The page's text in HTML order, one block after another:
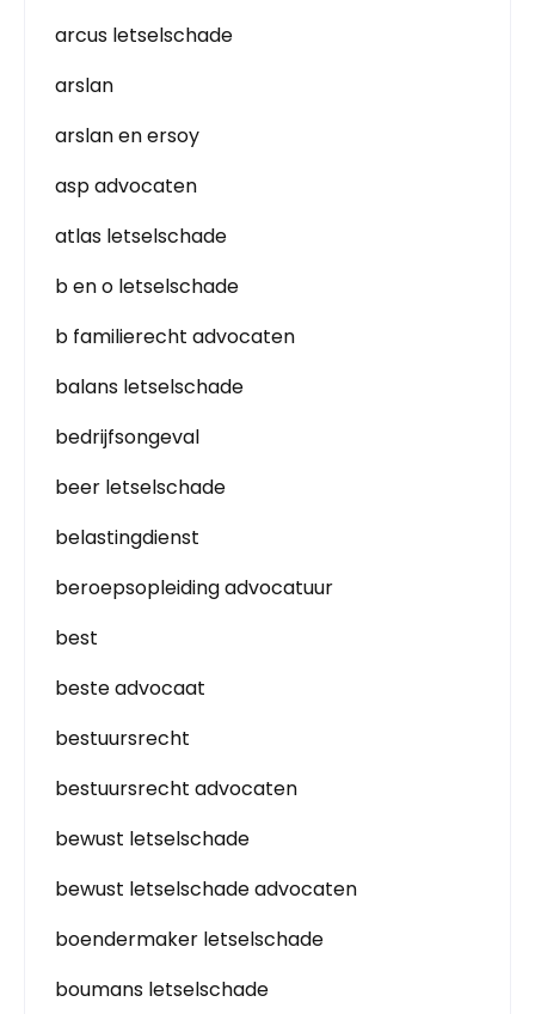
arcus letselschade
arslan
arslan en ersoy
asp advocaten
atlas letselschade
b en o letselschade
b familierecht advocaten
balans letselschade
bedrijfsongeval
beer letselschade
belastingdienst
beroepsopleiding advocatuur
best
beste advocaat
bestuursrecht
bestuursrecht advocaten
bewust letselschade
bewust letselschade advocaten
boendermaker letselschade
boumans letselschade